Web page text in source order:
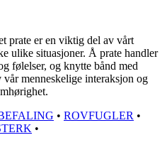
prate er en viktig del av vårt
ulike situasjoner. Å prate handler
følelser, og knytte bånd med
vår menneskelige interaksjon og
• ROVFUGLER •
•